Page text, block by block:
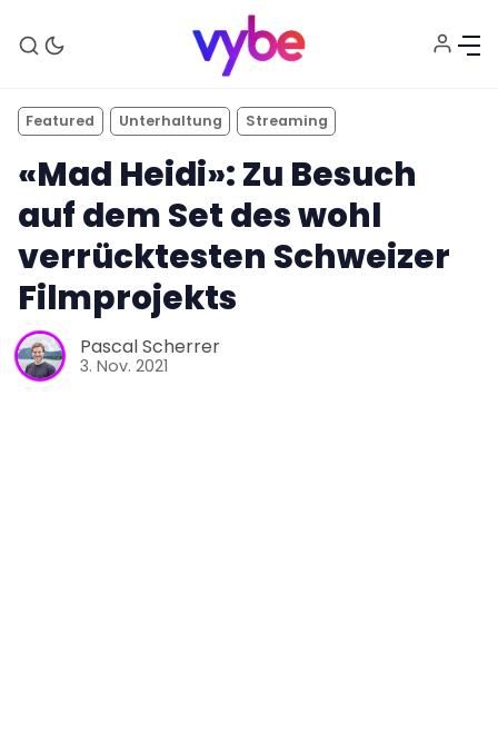
Featured Unterhaltung Streaming
«Mad Heidi»: Zu Besuch
auf dem Set des wohl
verrücktesten Schweizer
Filmprojekts
Pascal Scherrer
3. Nov. 2021